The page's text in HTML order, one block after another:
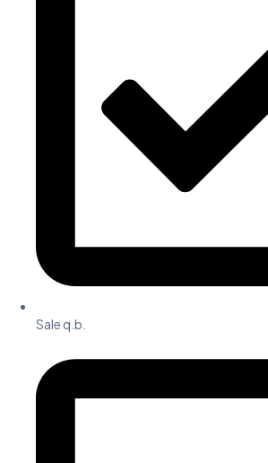
Sale q.b.